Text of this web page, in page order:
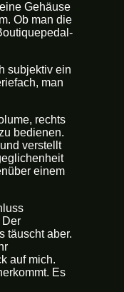
Gehäuse
Ob man die
subjektiv ein
man
rechts
bedienen.
verstellt
einem
Der
täuscht aber.
auf mich.
Es